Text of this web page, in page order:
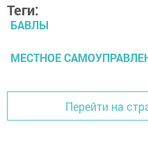
Теги:
БАВЛЫ
МЕСТНОЕ
Перейти на